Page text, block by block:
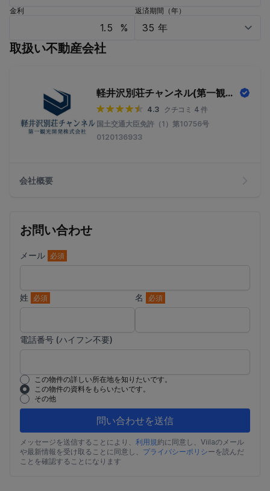
金利
%
返済期間（年）
取扱い不動産会社
軽井沢別荘チャンネル(第一観光開発株式会社)
4.3
クチコミ 4 件
国土交通大臣免許（1）第10756号
0120136933
会社概要
お問い合わせ
メール 必須
姓 必須 名 必須
電話番号 (ハイフン不要)
この物件の詳しい所在地を知りたいです。
この物件の資料をもらいたいです。
その他
問い合わせを送信
メッセージを送信することにより、 利用規約に同意し、Viilaのメール
や最新情報を受け取ることに同意し、 プライバシーポリシーを読んだ
ことを確認することになります